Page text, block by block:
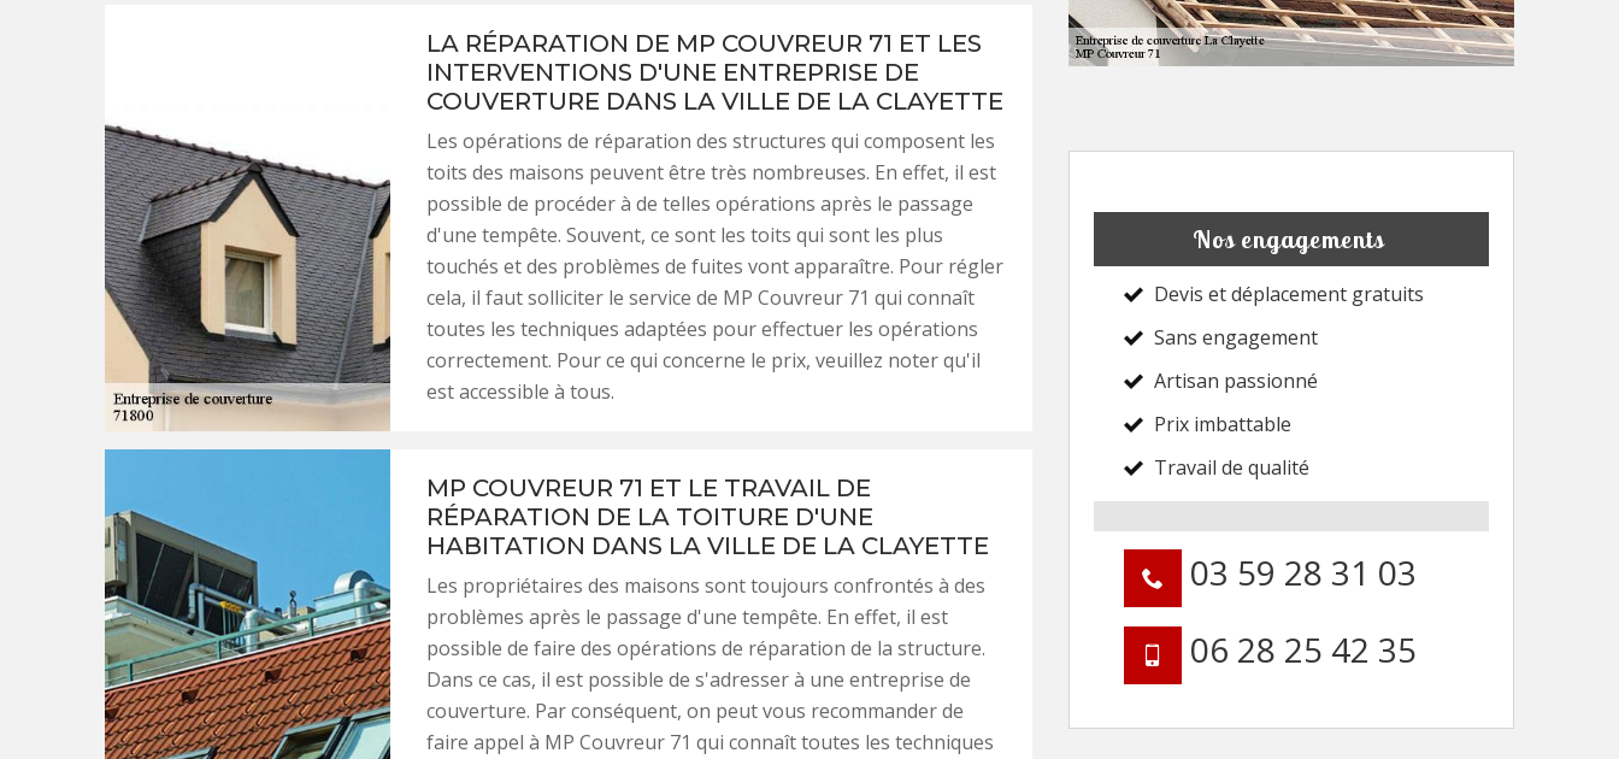
LA RÉPARATION DE MP COUVREUR 71 ET LES
INTERVENTIONS D'UNE ENTREPRISE DE
COUVERTURE DANS LA VILLE DE LA CLAYETTE
Les opérations de réparation des structures qui composent les
toits des maisons peuvent être très nombreuses. En effet, il est
possible de procéder à de telles opérations après le passage
d'une tempête. Souvent, ce sont les toits qui sont les plus
touchés et des problèmes de fuites vont apparaître. Pour régler
cela, il faut solliciter le service de MP Couvreur 71 qui connaît
toutes les techniques adaptées pour effectuer les opérations
correctement. Pour ce qui concerne le prix, veuillez noter qu'il
est accessible à tous.
MP COUVREUR 71 ET LE TRAVAIL DE
RÉPARATION DE LA TOITURE D'UNE
HABITATION DANS LA VILLE DE LA CLAYETTE
Les propriétaires des maisons sont toujours confrontés à des
problèmes après le passage d'une tempête. En effet, il est
possible de faire des opérations de réparation de la structure.
Dans ce cas, il est possible de s'adresser à une entreprise de
couverture. Par conséquent, on peut vous recommander de
faire appel à MP Couvreur 71 qui connaît toutes les techniques
Nos engagements
Devis et déplacement gratuits
Sans engagement
Artisan passionné
Prix imbattable
Travail de qualité
03 59 28 31 03
06 28 25 42 35